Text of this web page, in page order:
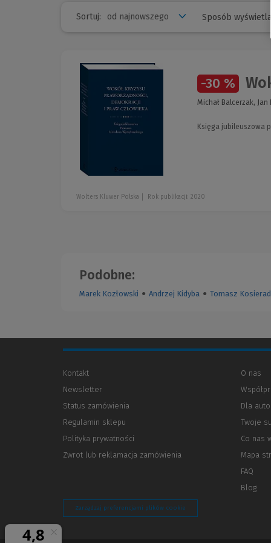
Sortuj: Sposób
-30 %
Michał Balcerzak,
Księga jubileuszowa
Wolters Kluwer Polska Rok publikacji: 2020
Podobne:
Marek Kozłowski ● Andrzej Kidyba ● Tomasz
Kontakt
Newsletter
Status zamówienia
Regulamin sklepu
Polityka prywatności
innej
Zwrot lub reklamacja zamówienia
O nas
Dla
Twoje
Co nas
Mapa
FAQ
Blog
Zarządzaj preferencjami plików cookie